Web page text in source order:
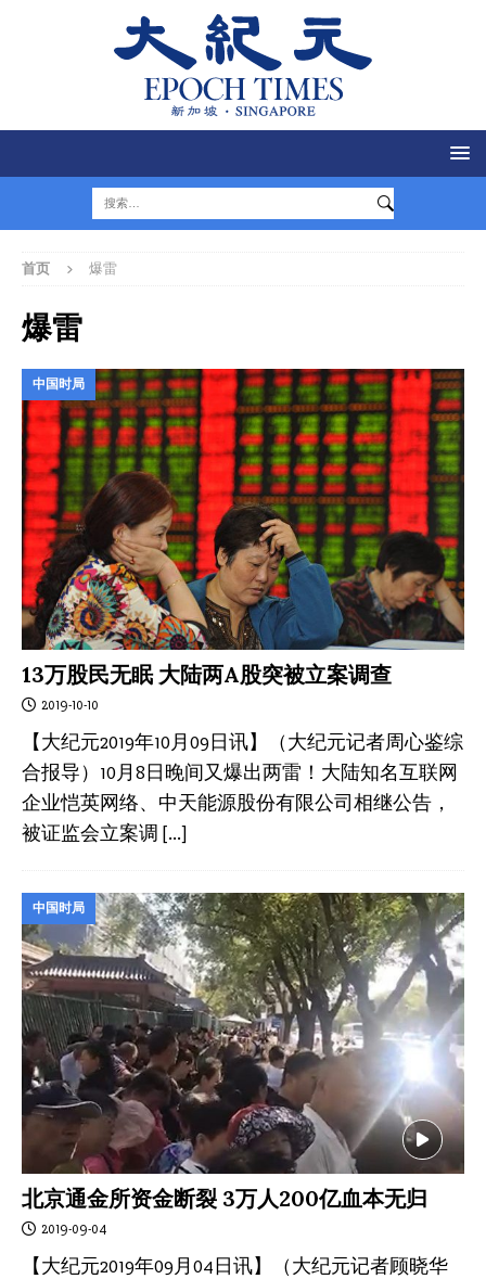
首页 爆雷
爆雷
中国时局
13万股民无眠 大陆两A股突被立案调查
2019-10-10
【大纪元2019年10月09日讯】（大纪元记者周心鉴综
合报导）10月8日晚间又爆出两雷！大陆知名互联网
企业恺英网络、中天能源股份有限公司相继公告，
被证监会立案调 […]
中国时局
北京通金所资金断裂 3万人200亿血本无归
2019-09-04
【大纪元2019年09月04日讯】（大纪元记者顾晓华